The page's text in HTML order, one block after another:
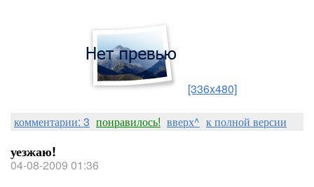
[336x480]
комментарии: 3 понравилось! вверх^ к полной версии
уезжаю!
04-08-2009 01:36